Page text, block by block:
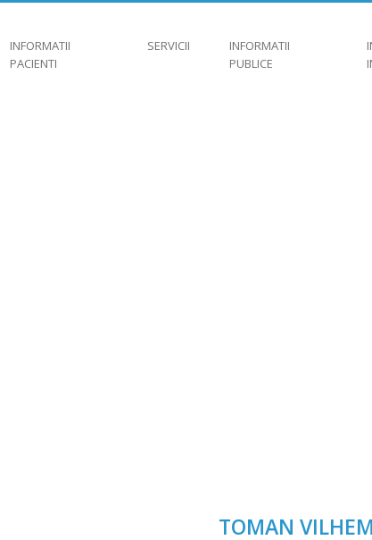
INFORMATII
PACIENTI
SERVICII
INFORMATII
PUBLICE
TOMAN